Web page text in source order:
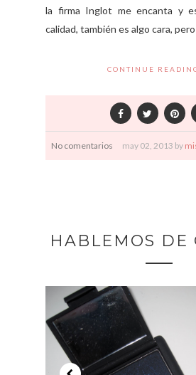
la firma Inglot me encanta y
calidad, también es algo cara,
CONTINUE
No comentarios may 02, 2013 by
HABLEMOS DE